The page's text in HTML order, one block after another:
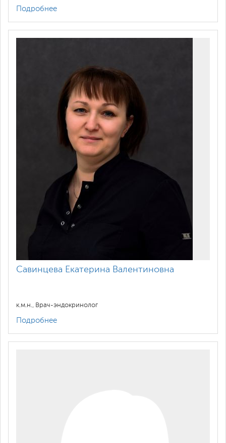
Подробнее
Савинцева Екатерина Валентиновна
к.м.н., Врач-эндокринолог
Подробнее